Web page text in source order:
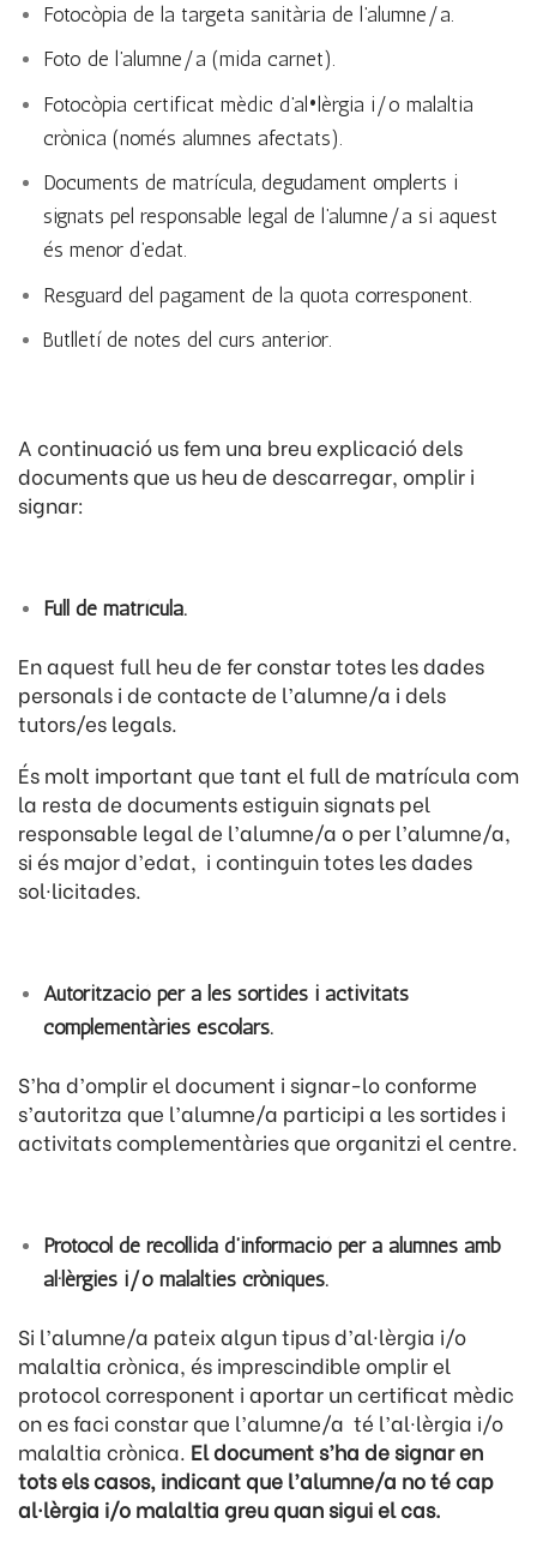
Fotocòpia de la targeta sanitària de l’alumne/a.
Foto de l’alumne/a (mida carnet).
Fotocòpia certificat mèdic d’al•lèrgia i/o malaltia
crònica (només alumnes afectats).
Documents de matrícula, degudament omplerts i
signats pel responsable legal de l’alumne/a si aquest
és menor d’edat.
Resguard del pagament de la quota corresponent.
Butlletí de notes del curs anterior.
A continuació us fem una breu explicació dels
documents que us heu de descarregar, omplir i
signar:
Full de matrícula.
En aquest full heu de fer constar totes les dades
personals i de contacte de l’alumne/a i dels
tutors/es legals.
És molt important que tant el full de matrícula com
la resta de documents estiguin signats pel
responsable legal de l’alumne/a o per l’alumne/a,
si és major d’edat, i continguin totes les dades
sol·licitades.
Autorització per a les sortides i activitats
complementàries escolars.
S’ha d’omplir el document i signar-lo conforme
s’autoritza que l’alumne/a participi a les sortides i
activitats complementàries que organitzi el centre.
Protocol de recollida d’informació per a alumnes amb
al·lèrgies i/o malalties cròniques.
Si l’alumne/a pateix algun tipus d’al·lèrgia i/o
malaltia crònica, és imprescindible omplir el
protocol corresponent i aportar un certificat mèdic
on es faci constar que l’alumne/a té l’al·lèrgia i/o
malaltia crònica. El document s’ha de signar en
tots els casos, indicant que l’alumne/a no té cap
al·lèrgia i/o malaltia greu quan sigui el cas.